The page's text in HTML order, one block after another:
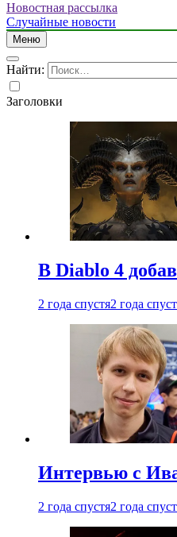
Новостная рассылка
Случайные новости
Меню
Найти:
Заголовки
В Diablo 4
2 года спустя2 года
Интервью с
2 года спустя2 года